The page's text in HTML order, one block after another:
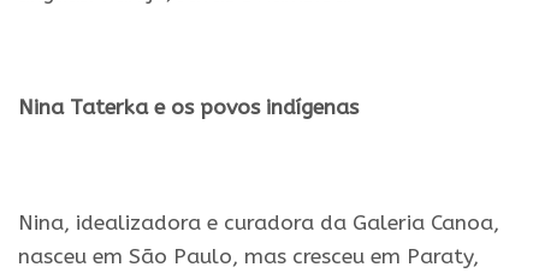
Nina Taterka e os povos indígenas
Nina, idealizadora e curadora da Galeria Canoa,
nasceu em São Paulo, mas cresceu em Paraty,